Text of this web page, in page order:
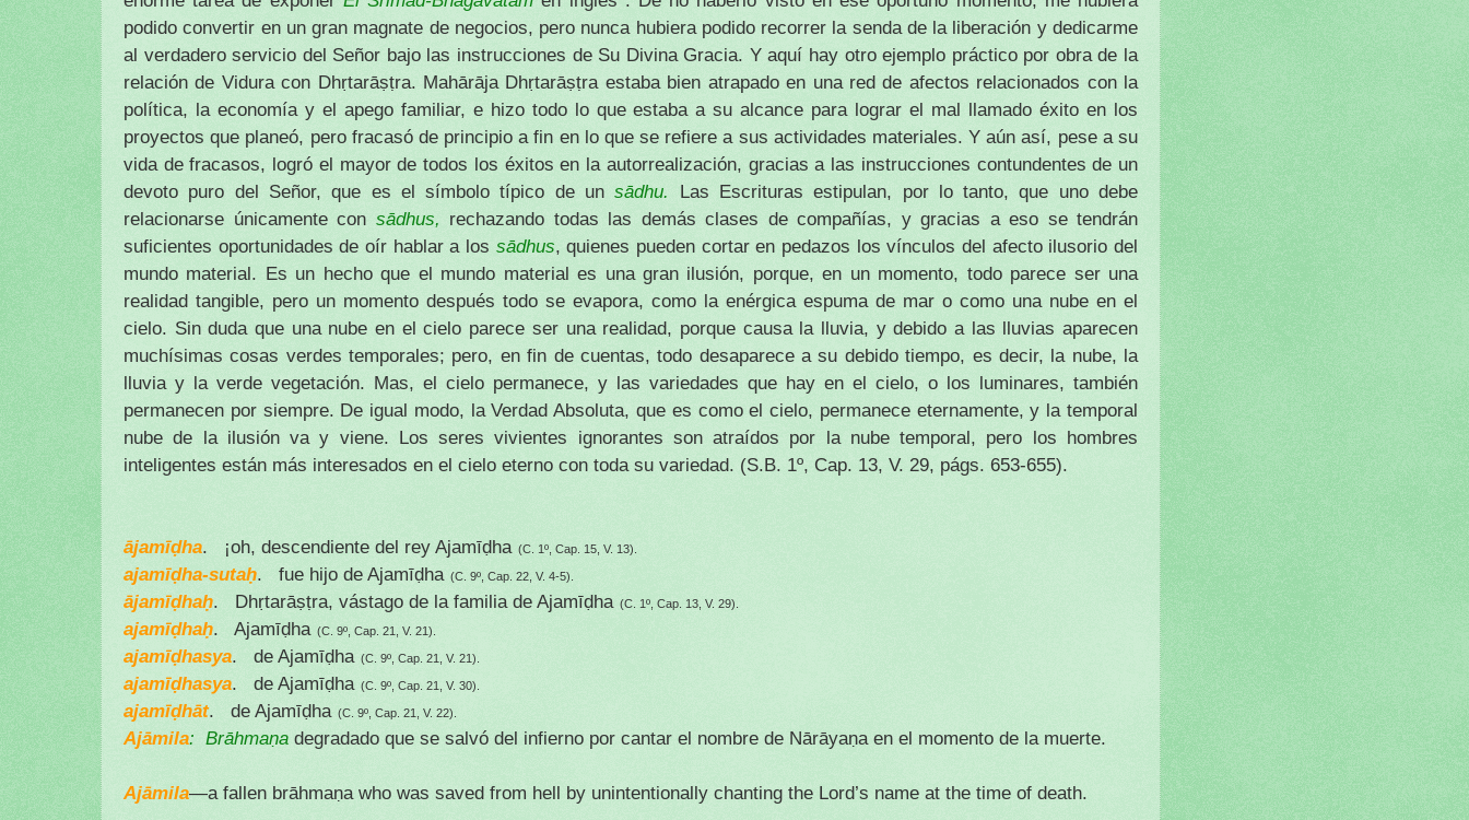
podido convertir en un gran magnate de negocios, pero nunca hubiera podido recorrer la senda de la liberación y dedicarme
al verdadero servicio del Señor bajo las instrucciones de Su Divina Gracia. Y aquí hay otro ejemplo práctico por obra de la
relación de Vidura con Dhṛtarāṣṭra. Mahārāja Dhṛtarāṣṭra estaba bien atrapado en una red de afectos relacionados con la
política, la economía y el apego familiar, e hizo todo lo que estaba a su alcance para lograr el mal llamado éxito en los
proyectos que planeó, pero fracasó de principio a fin en lo que se refiere a sus actividades materiales. Y aún así, pese a su
vida de fracasos, logró el mayor de todos los éxitos en la autorrealización, gracias a las instrucciones contundentes de un
devoto puro del Señor, que es el símbolo típico de unsādhu. Las Escrituras estipulan, por lo tanto, que uno debe
relacionarse únicamente con sādhus, rechazando todas las demás clases de compañías, y gracias a eso se tendrán
suficientes oportunidades de oír hablar a los sādhus, quienes pueden cortar en pedazos los vínculos del afecto ilusorio del
mundo material. Es un hecho que el mundo material es una gran ilusión, porque, en un momento, todo parece ser una
realidad tangible, pero un momento después todo se evapora, como la enérgica espuma de mar o como una nube en el
cielo. Sin duda que una nube en el cielo parece ser una realidad, porque causa la lluvia, y debido a las lluvias aparecen
muchísimas cosas verdes temporales; pero, en fin de cuentas, todo desaparece a su debido tiempo, es decir, la nube, la
lluvia y la verde vegetación. Mas, el cielo permanece, y las variedades que hay en el cielo, o los luminares, también
permanecen por siempre. De igual modo, la Verdad Absoluta, que es como el cielo, permanece eternamente, y la temporal
nube de la ilusión va y viene. Los seres vivientes ignorantes son atraídos por la nube temporal, pero los hombres
inteligentes están más interesados en el cielo eterno con toda su variedad. (S.B. 1º, Cap. 13, V. 29, págs. 653-655).
ājamīḍha. ¡oh, descendiente del rey Ajamīḍha (C. 1º, Cap. 15, V. 13).
ajamīḍha-sutaḥ. fue hijo de Ajamīḍha (C. 9º, Cap. 22, V. 4-5).
ājamīḍhaḥ. Dhṛtarāṣṭra, vástago de la familia de Ajamīḍha (C. 1º, Cap. 13, V. 29).
ajamīḍhaḥ. Ajamīḍha (C. 9º, Cap. 21, V. 21).
ajamīḍhasya. de Ajamīḍha (C. 9º, Cap. 21, V. 21).
ajamīḍhasya. de Ajamīḍha (C. 9º, Cap. 21, V. 30).
ajamīḍhāt. de Ajamīḍha (C. 9º, Cap. 21, V. 22).
Ajāmila: Brāhmaṇa degradado que se salvó del infierno por cantar el nombre de Nārāyaṇa en el momento de la muerte.
Ajāmila—a fallen brāhmaṇa who was saved from hell by unintentionally chanting the Lord’s name at the time of death.